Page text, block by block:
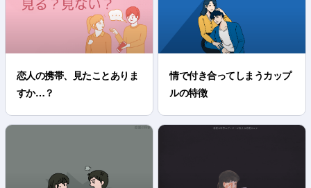
恋人の携帯、見たことありま
すか…？
情で付き合ってしまうカップ
ルの特徴